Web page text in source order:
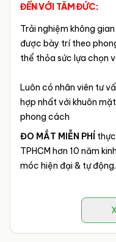
ĐẾN VỚI TÂM ĐỨC:
Trải nghiệm không
được bày trí theo
thể thỏa sức lựa chọn
Luôn có nhân viên tư
hợp nhất với khuôn
phong cách
ĐO MẮT MIỄN PHÍ
TPHCM hơn 10 năm
móc hiện đại & tự động.